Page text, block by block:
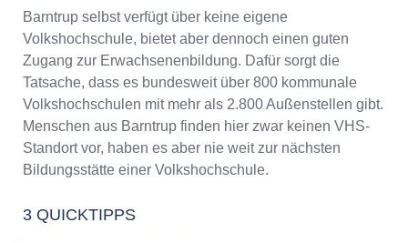
Checkliste: VHS-Kurse rund um Barntrup
finden
Keine VHS in Barntrup
Online-Kurse: Pro und Contra
Online-Kurse als alternative Angebote zu
VHS-Kursen
Die VHS als Inbegriff der Erwachsenenbildung
Das bundesweite Netzwerk der
Abendschulen rund um Barntrup
Barntrup selbst verfügt über keine eigene
Volkshochschule, bietet aber dennoch einen guten
Zugang zur Erwachsenenbildung. Dafür sorgt die
Tatsache, dass es bundesweit über 800 kommunale
Volkshochschulen mit mehr als 2.800 Außenstellen gibt.
Menschen aus Barntrup finden hier zwar keinen VHS-
Standort vor, haben es aber nie weit zur nächsten
Bildungsstätte einer Volkshochschule.
3 QUICKTIPPS